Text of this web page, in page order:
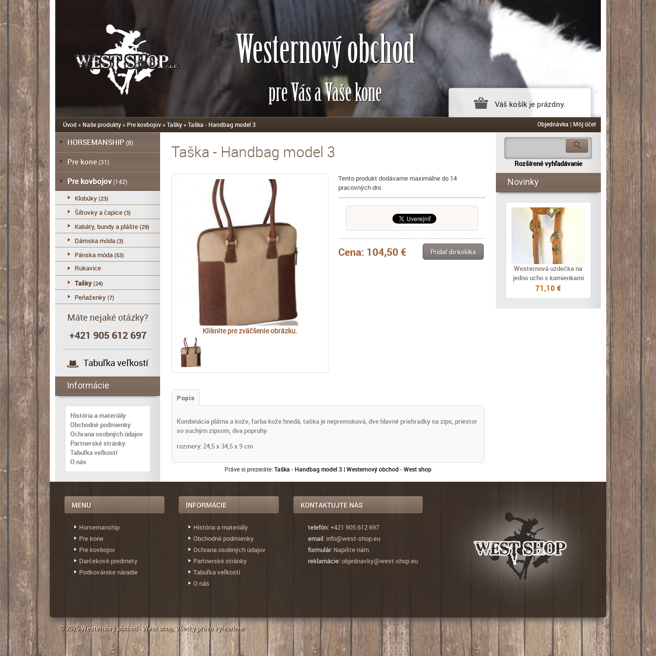
Westernový obchod
pre Vás a Vaše kone Váš košík je prázdny.
Úvod » Naše produkty» Pre kovbojov»Tašky»Taška - Handbag model 3 Objednávka | Môj účet
Taška - Handbag model 3
Kliknite pre zväčšenie obrázku.
Tento produkt dodávame maximálne do 14
pracovných dní.
Cena: 104,50 € Pridať do košíka
Popis
Kombinácia plátna a kože, farba kože hnedá, taška je nepremokavá, dve hlavné priehradky na zips, priestor
so suchým zipsom, dva popruhy
rozmery: 24,5 x 34,5 x 9 cm
Práve si prezeráte:Taška - Handbag model 3 | Westernový obchod - West shop
HORSEMANSHIP(8)
Pre kone(31)
Pre kovbojov(142)
Klobúky (23)
Šiltovky a čapice (3)
Kabáty, bundy a plášte (29)
Dámska móda (3)
Pánska móda (53)
Rukavice
Tašky (24)
Peňaženky (7)
Máte nejaké otázky?
+421 905 612 697
Tabuľka veľkostí
Informácie
História a materiály
Obchodné podmienky
Ochrana osobných údajov
Partnerské stránky
Tabuľka veľkostí
O nás
Rozšírené vyhľadávanie
Novinky
Westernová uzdečka na
jedno ucho s kamienkami
71,10 €
Horsemanship
Pre kone
Pre kovbojov
Darčekové predmety
Podkovárske náradie
História a materiály
Obchodné podmienky
Ochrana osobných údajov
Partnerské stránky
Tabuľka veľkostí
O nás
telefón:+421 905 612 697
email: info@west-shop.eu
formulár: Napíšte nám
reklamácie:objednavky@west-shop.eu
© 2026Westernový obchod - West shop, Všetky práva vyhradené